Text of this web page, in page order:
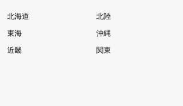
北海道
北陸
東海
沖縄
近畿
関東